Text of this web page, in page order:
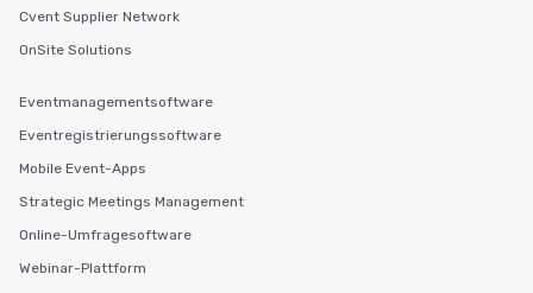
Cvent Supplier Network
OnSite Solutions
Eventmanagementsoftware
Eventregistrierungssoftware
Mobile Event-Apps
Strategic Meetings Management
Online-Umfragesoftware
Webinar-Plattform